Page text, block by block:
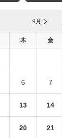
9月
木 金
6 7
13 14
20 21